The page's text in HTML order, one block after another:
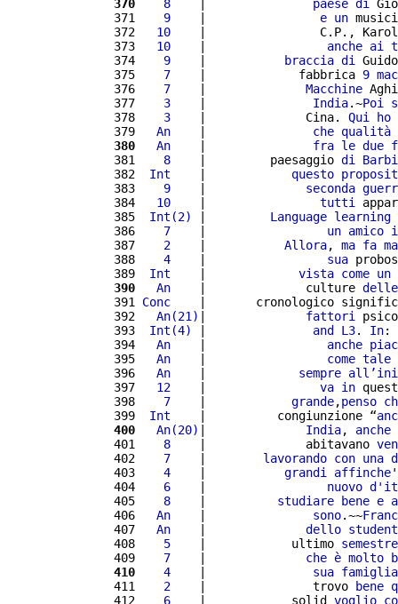
370
   8
    |
paese di
371
   9
    |
e un
372
  10
|                C.P.,
373
  10
    |
anche ai
374
   9
    |
braccia di
375
   7
    |             fabbrica
9
376
   7
    |
Macchine
377
   3
    |
India.~Poi
378
   3
    |              Cina.
Qui ho
379
  An
    |
che qualità
380
  An
    |
fra le due
381
   8
    |         paesaggio
di
382
Int
    |
questo
383
   9
    |
seconda
384
  10
    |
tutti
385
Int(2) | Language learning
386
   7
    |
un amico
387
   2
    |
Allora, ma fa
388
   4
    |
sua
389
Int
    |
vista come un
390
  An
    |              culture
delle
391 Conc
|       cronologico
392
  An(21)
| fattori
393
Int(4) | and L3. In:
394
  An
    |
anche
395
  An
    |
come tale
396
  An
    |
sempre all’
397
  12
    |
va in
398
   7
    |
grande,penso
399
Int
    |          congiunzione “
400
  An(20)
| India, anche
401
   8
    |              abitavano
402
   7
    |
lavorando con una
403
   4
    |
grandi affinche
404
   6
    |
nuovo d'
405
   8
    |
studiare bene e
406
  An
    |
sono.~~
407
  An
    |
dello
408
   5
    |            ultimo
semestre
409
   7
    |
che è molto
410
   4
    |
sua famiglia
411
   2
    |               trovo
bene
412
   6
    |            solid
voglio